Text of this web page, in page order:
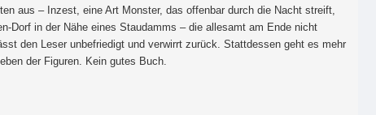
aus – Inzest, eine Art Monster, das offenbar durch die Nacht streift,
Dorf in der Nähe eines Staudamms – die allesamt am Ende nicht
den Leser unbefriedigt und verwirrt zurück. Stattdessen geht es mehr
der Figuren. Kein gutes Buch.